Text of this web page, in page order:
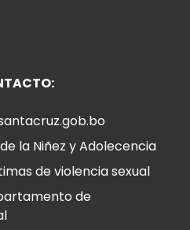
la Niñez y Adolecencia
de violencia sexual
de